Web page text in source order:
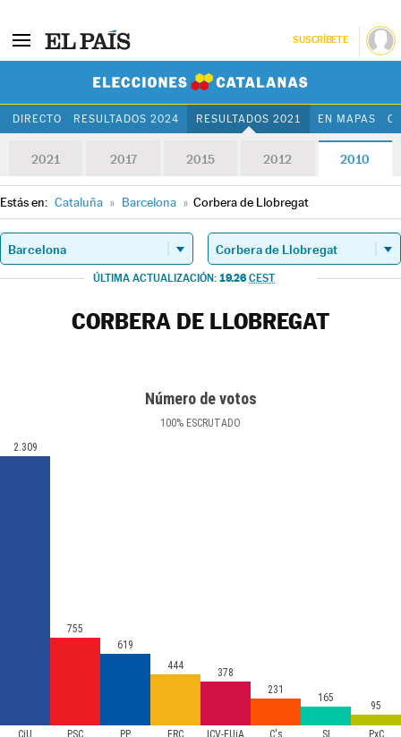
SUSCRÍBETE
DIRECTO RESULTADOS 2024 RESULTADOS 2021 EN MAPAS
2021 2017 2015 2012 2010
Estás en: Cataluña » Barcelona » Corbera de Llobregat
ÚLTIMA ACTUALIZACIÓN: 19.26 CEST
CORBERA DE LLOBREGAT
Número de votos
100% ESCRUTADO
CiU PSC PP ERC ICV-EUiA C's SI PxC
2.309
755
619
444
378
231
165
95